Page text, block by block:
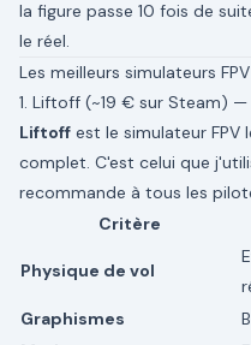
la figure passe 10 fois de
le réel.
Les meilleurs simulateurs
1. Liftoff (~19 € sur Steam)
Liftoff est le simulateur FPV
complet. C'est celui que
recommande à tous les
Critère
Physique de vol
Graphismes